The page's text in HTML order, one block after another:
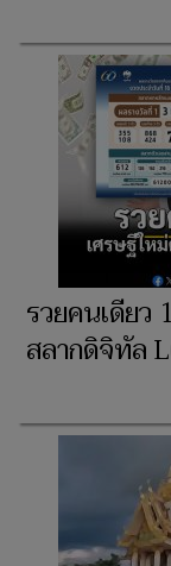
รวยคนเดียว
สลากดิจิทัล